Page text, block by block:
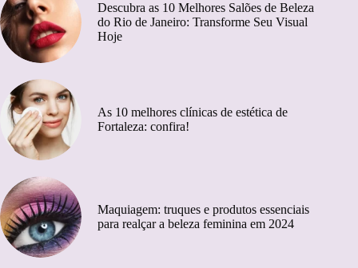
Descubra as 10 Melhores Salões de Beleza
do Rio de Janeiro: Transforme Seu Visual
Hoje
As 10 melhores clínicas de estética de
Fortaleza: confira!
Maquiagem: truques e produtos essenciais
para realçar a beleza feminina em 2024